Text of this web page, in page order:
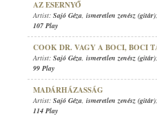
AZ ESERNYŐ
Artist: Sajó Géza, ismeretlen zenész (gitár)
107 Play
COOK DR. VAGY A BOCI, BOCI
Artist: Sajó Géza, ismeretlen zenész (gitár)
99 Play
MADÁRHÁZASSÁG
Artist: Sajó Géza, ismeretlen zenész (gitár)
114 Play